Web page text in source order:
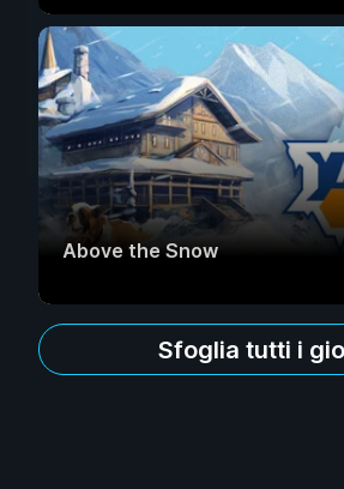
Above the Snow
Sfoglia tutti i